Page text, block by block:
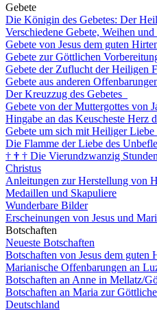
Gebete
Die Königin des Gebetes: Der
Verschiedene Gebete, Weihen
Gebete von Jesus dem guten
Gebete zur Göttlichen
Gebete der Zuflucht der Heiligen
Gebete aus anderen
Der Kreuzzug des Gebetes
Gebete von der Muttergottes von
Hingabe an das Keuscheste Herz
Gebete um sich mit Heiliger Liebe
Die Flamme der Liebe des
† † † Die Vierundzwanzig
Christus
Anleitungen zur Herstellung von
Medaillen und Skapuliere
Wunderbare Bilder
Erscheinungen von Jesus und
Botschaften
Neueste Botschaften
Botschaften von Jesus dem
Marianische Offenbarungen an
Botschaften an Anne in Mellatz/
Botschaften an Maria zur
Deutschland